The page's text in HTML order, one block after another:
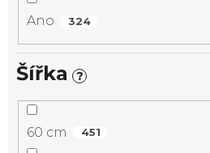
Ano 324
Šířka ?
60 cm 451